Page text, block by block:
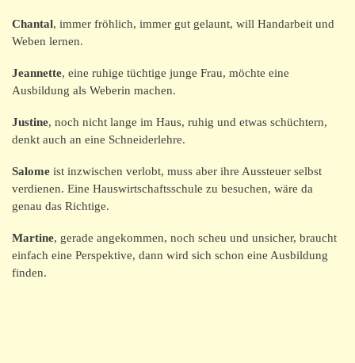
Chantal, immer fröhlich, immer gut gelaunt, will Handarbeit und
Weben lernen.
Jeannette, eine ruhige tüchtige junge Frau, möchte eine
Ausbildung als Weberin machen.
Justine, noch nicht lange im Haus, ruhig und etwas schüchtern,
denkt auch an eine Schneiderlehre.
Salome ist inzwischen verlobt, muss aber ihre Aussteuer selbst
verdienen. Eine Hauswirtschaftsschule zu besuchen, wäre da
genau das Richtige.
Martine, gerade angekommen, noch scheu und unsicher, braucht
einfach eine Perspektive, dann wird sich schon eine Ausbildung
finden.